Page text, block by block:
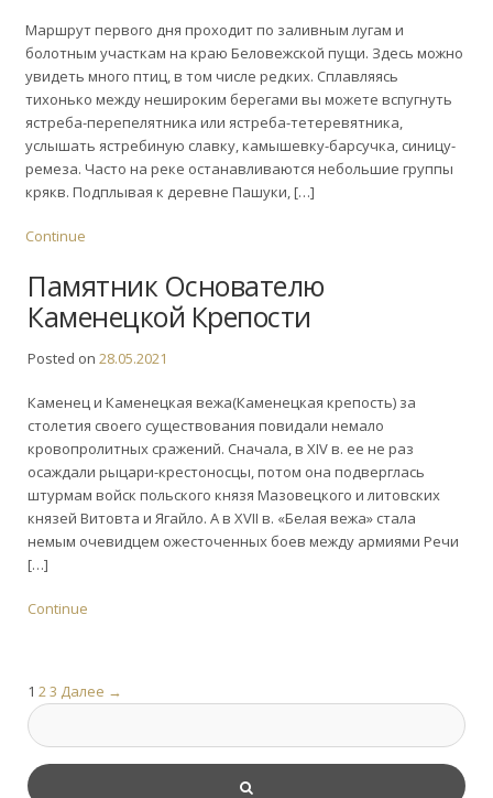
Маршрут первого дня проходит по заливным лугам и
болотным участкам на краю Беловежской пущи. Здесь можно
увидеть много птиц, в том числе редких. Сплавляясь
тихонько между нешироким берегами вы можете вспугнуть
ястреба-перепелятника или ястреба-тетеревятника,
услышать ястребиную славку, камышевку-барсучка, синицу-
ремеза. Часто на реке останавливаются небольшие группы
крякв. Подплывая к деревне Пашуки, […]
Continue
Памятник Основателю
Каменецкой Крепости
Posted on 28.05.2021
Каменец и Каменецкая вежа(Каменецкая крепость) за
столетия своего существования повидали немало
кровопролитных сражений. Сначала, в XIV в. ее не раз
осаждали рыцари-крестоносцы, потом она подверглась
штурмам войск польского князя Мазовецкого и литовских
князей Витовта и Ягайло. А в XVII в. «Белая вежа» стала
немым очевидцем ожесточенных боев между армиями Речи
[…]
Continue
1 23 Далее →